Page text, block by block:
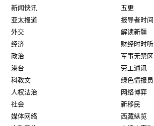
新闻快讯
亚太报道
外交
经济
政治
港台
科教文
人权法治
社会
媒体网络
五更
报导者时间
解读新疆
财经时时听
军事无禁区
劳工通讯
绿色情报员
网络博弈
新移民
西藏纵览